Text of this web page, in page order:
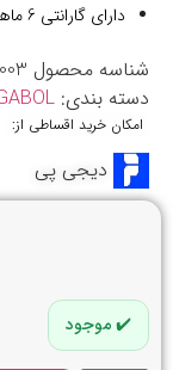
دارای گارانتی 6 ماهه
شناسه محصول
دسته بندی:
امکان خرید اقساطی از:
دیجی پی
موجود